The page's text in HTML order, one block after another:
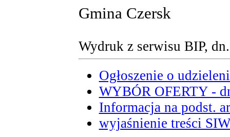
Gmina Czersk
Wydruk z serwisu BIP,
Ogłoszenie o
WYBÓR OFERTY -
Informacja na podst.
wyjaśnienie treści